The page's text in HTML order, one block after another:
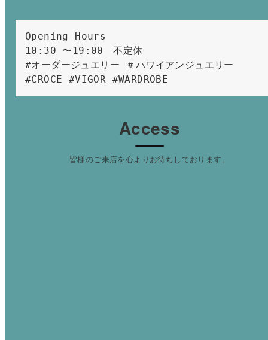
Opening Hours
10:30 〜19:00　不定休
#オーダージュエリー ＃ハワイアンジュエリー
#CROCE #VIGOR #WARDROBE
Access
皆様のご来店を心よりお待ちしております。